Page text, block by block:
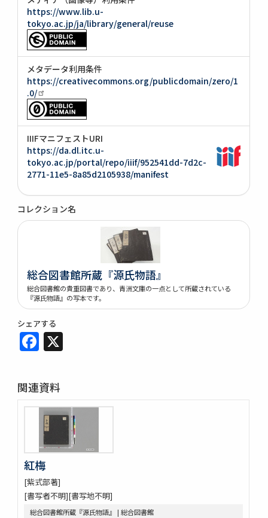
https://www.lib.u-
tokyo.ac.jp/ja/library/general/reuse
メタデータ利用条件
https://creativecommons.org/publicdomain/zero/1
.0/
IIIFマニフェストURI
https://da.dl.itc.u-
tokyo.ac.jp/portal/repo/iiif/952541dd-7d2c-
2771-11e5-8a85d2105938/manifest
コレクション名
総合図書館所蔵『源氏物語』
総合図書館の貴重図書であり、青洲文庫の一点として所蔵されている
『源氏物語』の写本です。
シェアする
Facebook
関連資料
紅梅
[紫式部著]
[書写者不明][書写地不明]
総合図書館所蔵『源氏物語』 | 総合図書館